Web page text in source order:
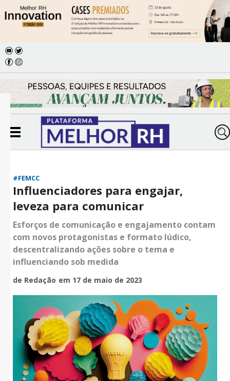
#FEMCC
Influenciadores para engajar,
leveza para comunicar
Esforços de comunicação e engajamento contam
com novos protagonistas e formato lúdico,
descentralizando ações sobre o tema e
influenciando sob medida
de Redação em 17 de maio de 2023